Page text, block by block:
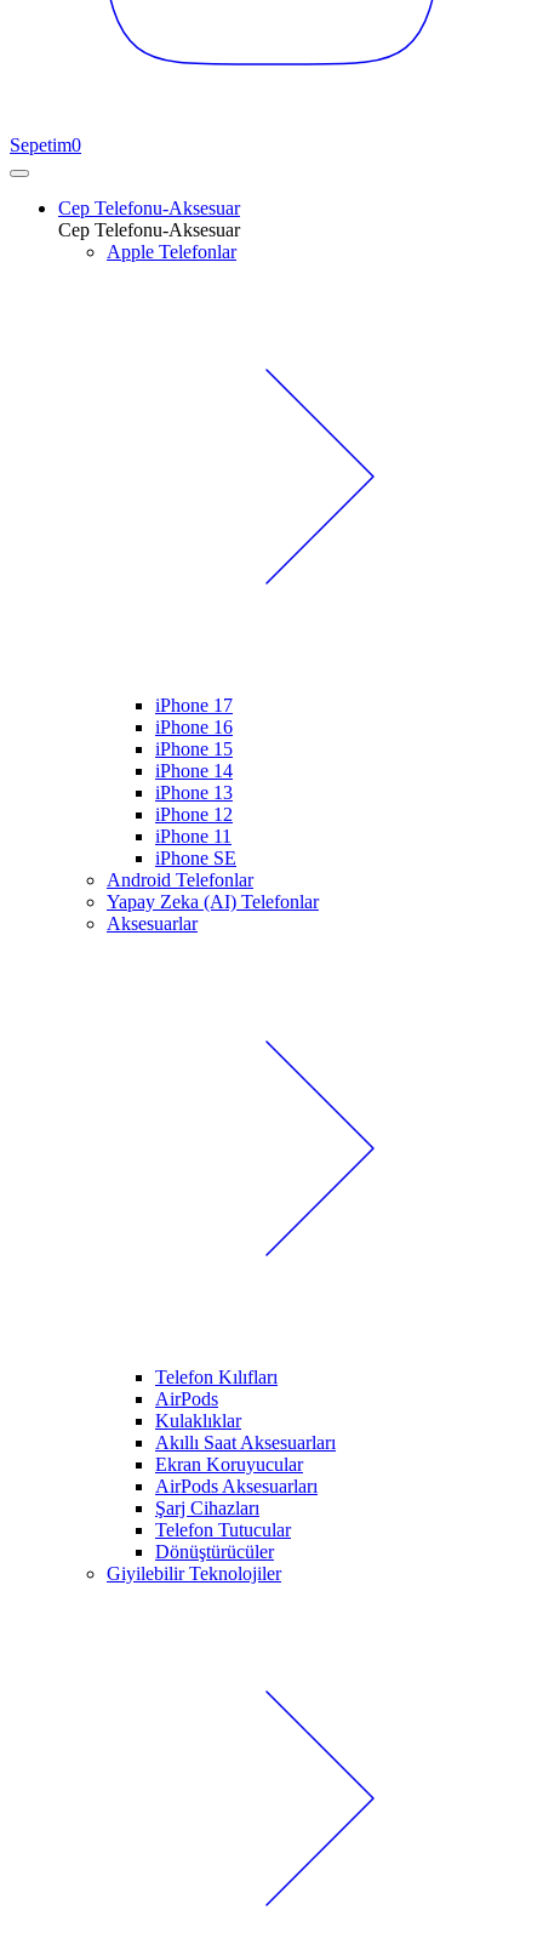
Sepetim0
Cep Telefonu-Aksesuar
Cep Telefonu-Aksesuar
Apple Telefonlar
iPhone 17
iPhone 16
iPhone 15
iPhone 14
iPhone 13
iPhone 12
iPhone 11
iPhone SE
Android Telefonlar
Yapay Zeka (AI) Telefonlar
Aksesuarlar
Telefon Kılıfları
AirPods
Kulaklıklar
Akıllı Saat Aksesuarları
Ekran Koruyucular
AirPods Aksesuarları
Şarj Cihazları
Telefon Tutucular
Dönüştürücüler
Giyilebilir Teknolojiler